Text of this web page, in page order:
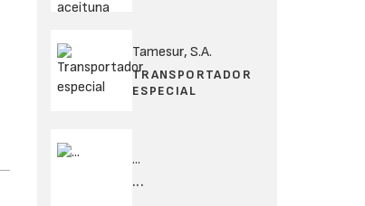
Tamesur, S.A.
TRANSPORTADOR
ESPECIAL
...
...